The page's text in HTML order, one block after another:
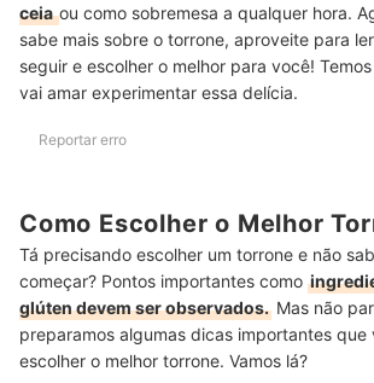
ceiaou como sobremesa a qualquer hora.
sabe mais sobre o torrone, aproveite para
seguir e escolher o melhor para você!
vai amar experimentar essa delícia.
Reportar erro
Como Escolher o Melhor
Tá precisando escolher um torrone e não
começar? Pontos importantes como
glúten devem ser observados. Mas não
preparamos algumas dicas importantes que
escolher o melhor torrone. Vamos lá?